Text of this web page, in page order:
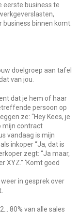
eerste business te
business binnen komt.
doelgroep aan tafel
van jou.
dat je hem of haar
persoon op
ze: “Hey Kees, je
mijn contract
vandaag is mijn
inkoper “Ja, dat is
zegt: “Ja maar,
XYZ.” ‘Komt goed
in gesprek over
80% van alle sales